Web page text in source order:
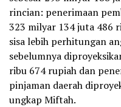
rincian: penerimaan
323 milyar 134 juta 486
sisa lebih perhitungan
sebelumnya
ribu 674 rupiah dan
pinjaman daerah
ungkap Miftah.